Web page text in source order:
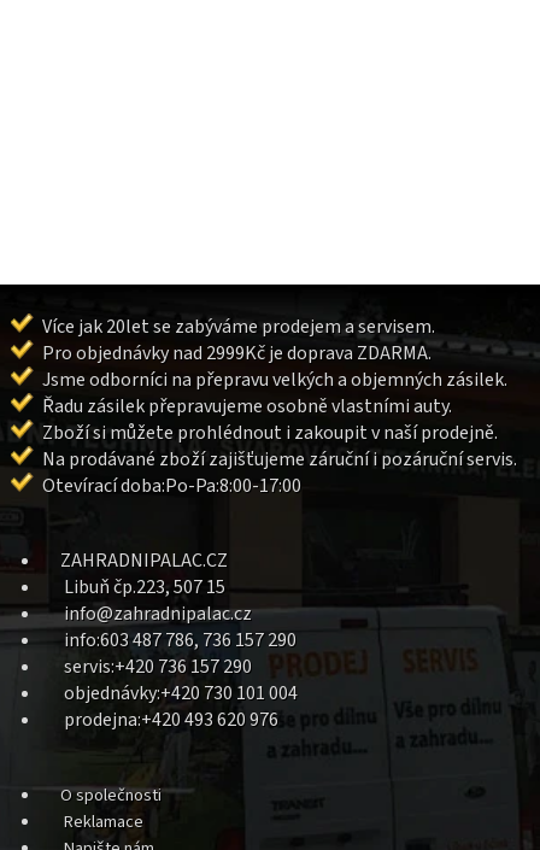
Více jak 20let se zabýváme prodejem a servisem.
Pro objednávky nad 2999Kč je doprava ZDARMA.
Jsme odborníci na přepravu velkých a objemných zásilek.
Řadu zásilek přepravujeme osobně vlastními auty.
Zboží si můžete prohlédnout i zakoupit v naší prodejně.
Na prodávané zboží zajišťujeme záruční i pozáruční servis.
Otevírací doba:Po-Pa:8:00-17:00
ZAHRADNIPALAC.CZ
Libuň čp.223, 507 15
info@zahradnipalac.cz
info:603 487 786, 736 157 290
servis:+420 736 157 290
objednávky:+420 730 101 004
prodejna:+420 493 620 976
O společnosti
Reklamace